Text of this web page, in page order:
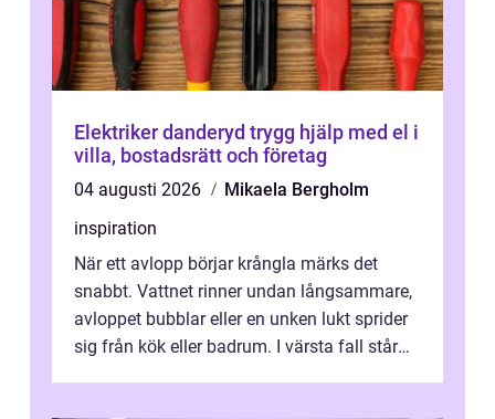
Elektriker danderyd trygg hjälp med el i
villa, bostadsrätt och företag
04 augusti 2026
Mikaela Bergholm
inspiration
När ett avlopp börjar krångla märks det
snabbt. Vattnet rinner undan långsammare,
avloppet bubblar eller en unken lukt sprider
sig från kök eller badrum. I värsta fall står